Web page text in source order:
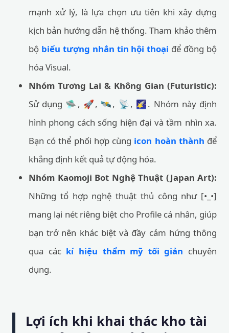
mạnh xử lý, là lựa chọn ưu tiên khi xây dựng
kịch bản hướng dẫn hệ thống. Tham khảo thêm
bộ biểu tượng nhắn tin hội thoại để đồng bộ
hóa Visual.
Nhóm Tương Lai & Không Gian (Futuristic):
Sử dụng 🛸, 🚀, 🛰️, 📡, 🌠. Nhóm này định
hình phong cách sống hiện đại và tầm nhìn xa.
Bạn có thể phối hợp cùng icon hoàn thành để
khẳng định kết quả tự động hóa.
Nhóm Kaomoji Bot Nghệ Thuật (Japan Art):
Những tổ hợp nghệ thuật thủ công như [•_•]
mang lại nét riêng biệt cho Profile cá nhân, giúp
bạn trở nên khác biệt và đầy cảm hứng thông
qua các kí hiệu thẩm mỹ tối giản chuyên
dụng.
Lợi ích khi khai thác kho tài